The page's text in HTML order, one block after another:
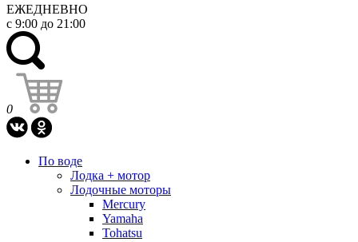
ЕЖЕДНЕВНО
с 9:00 до 21:00
0
По воде
Лодка + мотор
Лодочные моторы
Mercury
Yamaha
Tohatsu